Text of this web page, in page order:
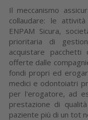
Il meccanismo
collaudare: le
ENPAM Sicura,
prioritaria di
acquistare
offerte dalle
fondi propri ed
medici e odontoiatri
per l'erogatore, ad
prestazione di
paziente più di un tot